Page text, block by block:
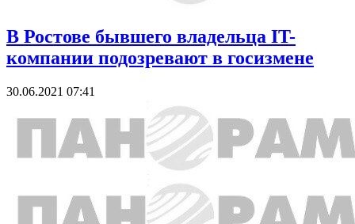
В Ростове бывшего владельца IT-
компании подозревают в госизмене
30.06.2021 07:41